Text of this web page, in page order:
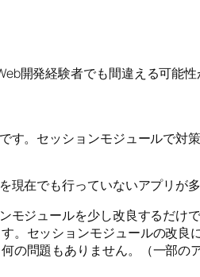
開発経験者でも間違える可能性
。セッションモジュールで対
在でも行っていないアプリが
ジュールを少し改良するだけ
セッションモジュールの改良
の問題もありません。（一部の